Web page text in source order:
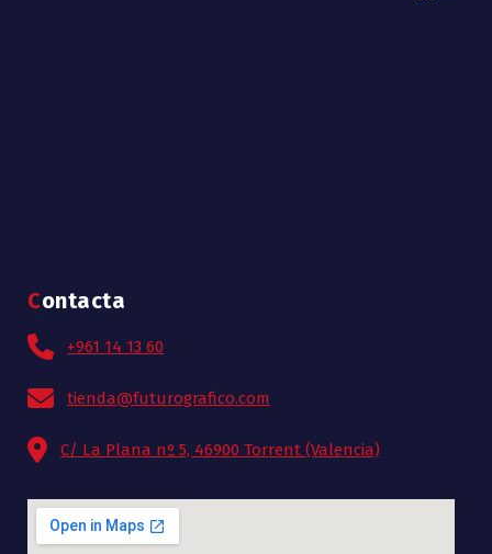
Contacta
+961 14 13 60
tienda@futurografico.com
C/ La Plana nº 5, 46900 Torrent (Valencia)